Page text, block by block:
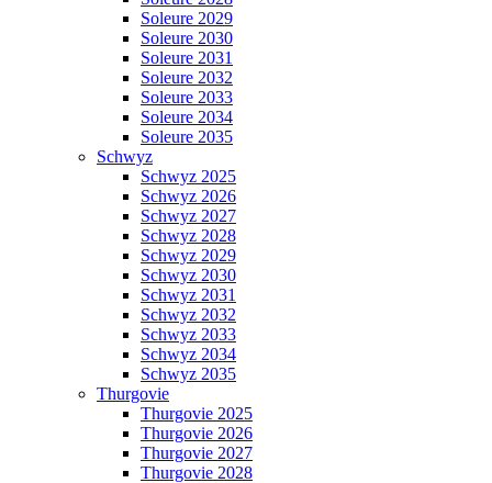
Soleure 2029
Soleure 2030
Soleure 2031
Soleure 2032
Soleure 2033
Soleure 2034
Soleure 2035
Schwyz
Schwyz 2025
Schwyz 2026
Schwyz 2027
Schwyz 2028
Schwyz 2029
Schwyz 2030
Schwyz 2031
Schwyz 2032
Schwyz 2033
Schwyz 2034
Schwyz 2035
Thurgovie
Thurgovie 2025
Thurgovie 2026
Thurgovie 2027
Thurgovie 2028